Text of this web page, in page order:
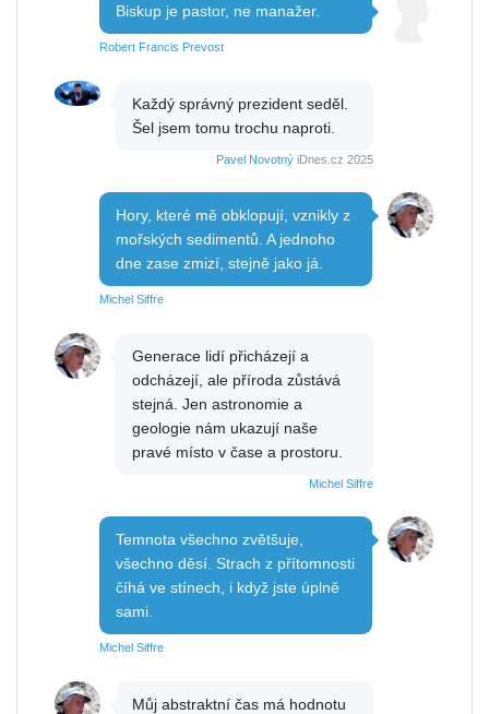
Biskup je pastor, ne manažer.
Robert Francis Prevost
Každý správný prezident seděl.
Šel jsem tomu trochu naproti.
Pavel Novotný iDnes.cz 2025
Hory, které mě obklopují, vznikly z
mořských sedimentů. A jednoho
dne zase zmizí, stejně jako já.
Michel Siffre
Generace lidí přicházejí a
odcházejí, ale příroda zůstává
stejná. Jen astronomie a
geologie nám ukazují naše
pravé místo v čase a prostoru.
Michel Siffre
Temnota všechno zvětšuje,
všechno děsí. Strach z přítomnosti
číhá ve stínech, i když jste úplně
sami.
Michel Siffre
Můj abstraktní čas má hodnotu